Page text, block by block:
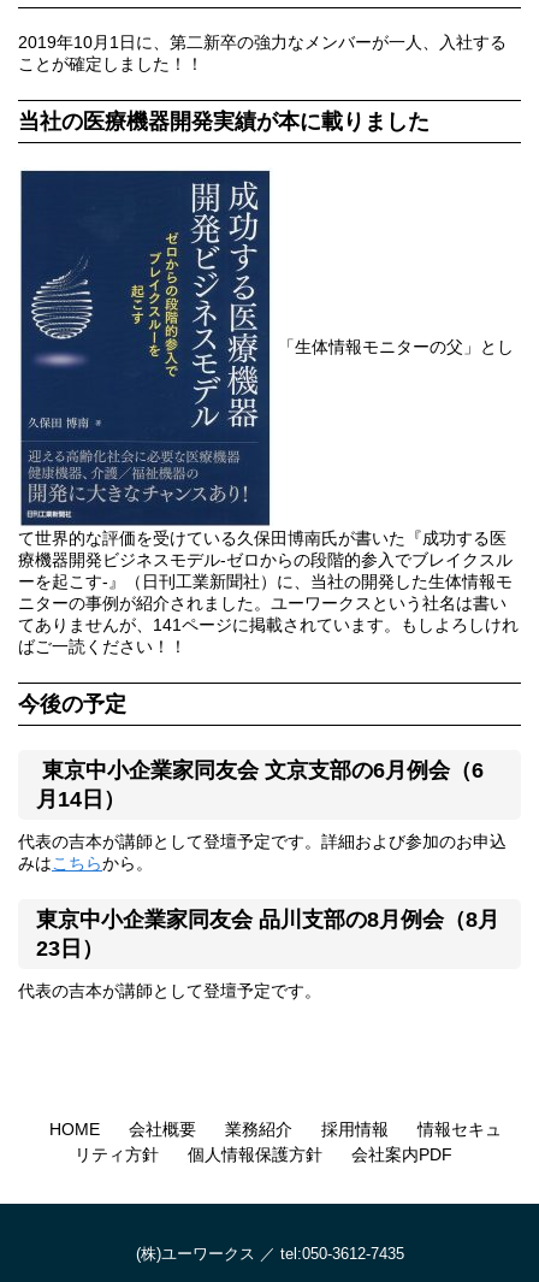
2019年10月1日に、第二新卒の強力なメンバーが一人、入社する
ことが確定しました！！
当社の医療機器開発実績が本に載りました
「生体情報モニターの父」とし
て世界的な評価を受けている久保田博南氏が書いた『成功する医
療機器開発ビジネスモデル-ゼロからの段階的参入でブレイクスル
ーを起こす-』（日刊工業新聞社）に、当社の開発した生体情報モ
ニターの事例が紹介されました。ユーワークスという社名は書い
てありませんが、141ページに掲載されています。もしよろしけれ
ばご一読ください！！
今後の予定
東京中小企業家同友会 文京支部の6月例会（6
月14日）
代表の吉本が講師として登壇予定です。詳細および参加のお申込
みはこちらから。
東京中小企業家同友会 品川支部の8月例会（8月
23日）
代表の吉本が講師として登壇予定です。
HOME 会社概要 業務紹介 採用情報
情報セキュ
リティ方針
個人情報保護方針 会社案内PDF
(株)ユーワークス ／ tel:050-3612-7435